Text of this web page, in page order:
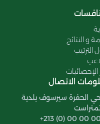
و النتائج
الترتيب
الإحصائيات
الاتصال
حي الحفرة سيرسوف بلدية
+213 (0) 00 00 00